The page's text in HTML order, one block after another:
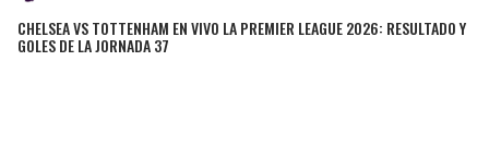
CHELSEA VS TOTTENHAM EN VIVO LA PREMIER LEAGUE 2026: RESULTADO Y
GOLES DE LA JORNADA 37